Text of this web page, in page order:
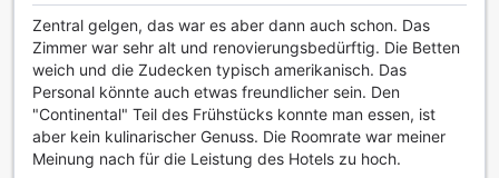
Lounge- und TV-Bereich zur Verfügung, in dem Sie sich
zurücklehnen und entspannen können. Ob Sie einen
Filmabend planen oder einfach nur die neuesten
Nachrichten verfolgen möchten, dieser Raum bietet die
ideale Atmosphäre. Für diejenigen, die auf der Suche nach
einem besonderen Andenken sind, steht ein
Geschenkladen zur Verfügung, in dem Sie Souvenirs und
lokale Produkte erwerben können. Das Holiday Inn
Zentral gelgen, das war es aber dann auch schon. Das
Zimmer war sehr alt und renovierungsbedürftig. Die Betten
weich und die Zudecken typisch amerikanisch. Das
Personal könnte auch etwas freundlicher sein. Den
"Continental" Teil des Frühstücks konnte man essen, ist
aber kein kulinarischer Genuss. Die Roomrate war meiner
Meinung nach für die Leistung des Hotels zu hoch.